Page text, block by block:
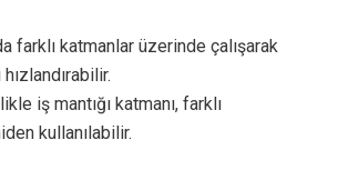
farklı katmanlar üzerinde çalışarak
iş mantığı katmanı, farklı
kullanılabilir.